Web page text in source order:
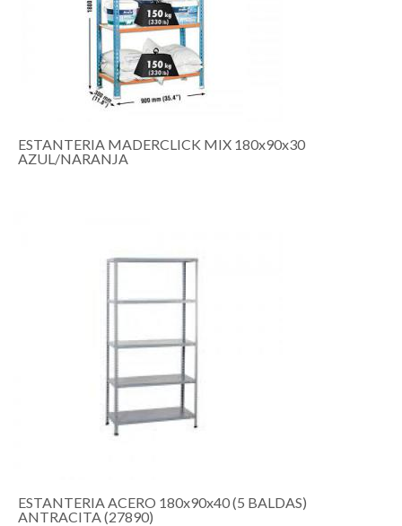
ESTANTERIA MADERCLICK MIX 180x90x30
AZUL/NARANJA
ESTANTERIA ACERO 180x90x40 (5 BALDAS)
ANTRACITA (27890)